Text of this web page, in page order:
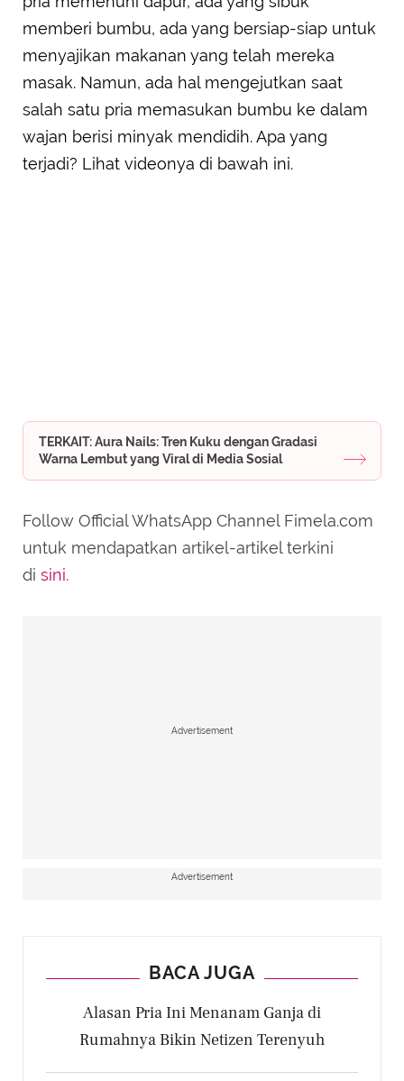
memberi bumbu, ada yang bersiap-siap untuk
menyajikan makanan yang telah mereka
masak. Namun, ada hal mengejutkan saat
salah satu pria memasukan bumbu ke dalam
wajan berisi minyak mendidih. Apa yang
terjadi? Lihat videonya di bawah ini.
TERKAIT: Aura Nails: Tren Kuku dengan Gradasi
Warna Lembut yang Viral di Media Sosial
Follow Official WhatsApp Channel Fimela.com
untuk mendapatkan artikel-artikel terkini
di sini.
Advertisement
Advertisement
BACA JUGA
Alasan Pria Ini Menanam Ganja di
Rumahnya Bikin Netizen Terenyuh